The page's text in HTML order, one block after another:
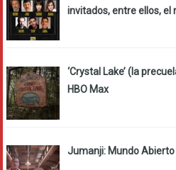
invitados, entre ellos, el
‘Crystal Lake’ (la
HBO Max
Jumanji: Mundo Abierto